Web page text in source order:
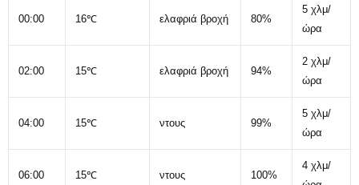
00:00 16℃ ελαφριά βροχή 80%
5 χλμ/
ώρα
02:00 15℃ ελαφριά βροχή 94%
2 χλμ/
ώρα
04:00 15℃ ντους 99%
5 χλμ/
ώρα
06:00 15℃ ντους 100%
4 χλμ/